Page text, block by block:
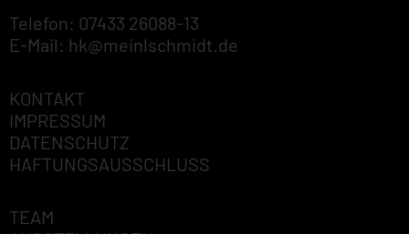
Telefon: 07433 26088-13
E-Mail: hk@meinlschmidt.de
KONTAKT
IMPRESSUM
DATENSCHUTZ
HAFTUNGSAUSSCHLUSS
TEAM